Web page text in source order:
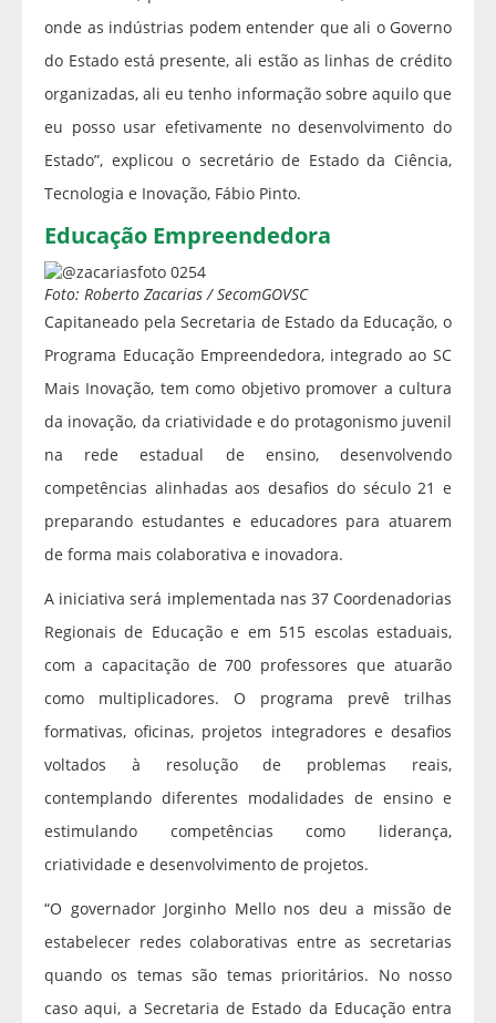
onde as indústrias podem entender que ali o Governo
do Estado está presente, ali estão as linhas de crédito
organizadas, ali eu tenho informação sobre aquilo que
eu posso usar efetivamente no desenvolvimento do
Estado”, explicou o secretário de Estado da Ciência,
Tecnologia e Inovação, Fábio Pinto.
Educação Empreendedora
Foto: Roberto Zacarias / SecomGOVSC
Capitaneado pela Secretaria de Estado da Educação, o
Programa Educação Empreendedora, integrado ao SC
Mais Inovação, tem como objetivo promover a cultura
da inovação, da criatividade e do protagonismo juvenil
na rede estadual de ensino, desenvolvendo
competências alinhadas aos desafios do século 21 e
preparando estudantes e educadores para atuarem
de forma mais colaborativa e inovadora.
A iniciativa será implementada nas 37 Coordenadorias
Regionais de Educação e em 515 escolas estaduais,
com a capacitação de 700 professores que atuarão
como multiplicadores. O programa prevê trilhas
formativas, oficinas, projetos integradores e desafios
voltados à resolução de problemas reais,
contemplando diferentes modalidades de ensino e
estimulando competências como liderança,
criatividade e desenvolvimento de projetos.
“O governador Jorginho Mello nos deu a missão de
estabelecer redes colaborativas entre as secretarias
quando os temas são temas prioritários. No nosso
caso aqui, a Secretaria de Estado da Educação entra